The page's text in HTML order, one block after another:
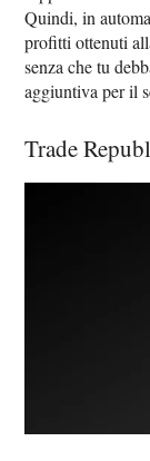
Quindi, in
profitti ottenuti
senza che tu
aggiuntiva per il
Trade